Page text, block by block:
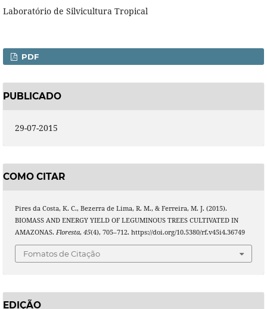
Laboratório de Silvicultura Tropical
PDF
PUBLICADO
29-07-2015
COMO CITAR
Pires da Costa, K. C., Bezerra de Lima, R. M., & Ferreira, M. J. (2015).
BIOMASS AND ENERGY YIELD OF LEGUMINOUS TREES CULTIVATED IN
AMAZONAS. Floresta, 45(4), 705–712. https://doi.org/10.5380/rf.v45i4.36749
Fomatos de Citação
EDIÇÃO